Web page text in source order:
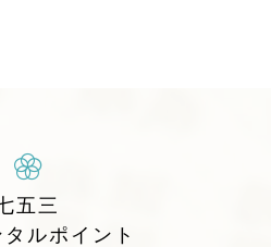
五三
ルポイント